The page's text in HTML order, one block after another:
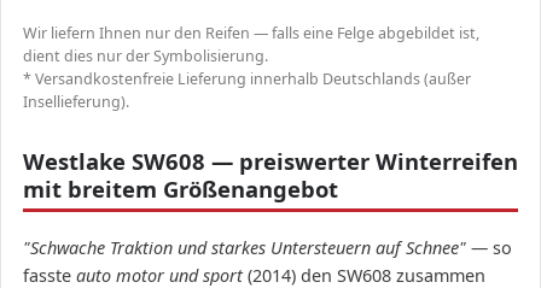
Wir liefern Ihnen nur den Reifen — falls eine Felge abgebildet ist,
dient dies nur der Symbolisierung.
* Versandkostenfreie Lieferung innerhalb Deutschlands (außer
Insellieferung).
Westlake SW608 — preiswerter Winterreifen
mit breitem Größenangebot
"Schwache Traktion und starkes Untersteuern auf Schnee" — so
fasste auto motor und sport(2014) den SW608 zusammen